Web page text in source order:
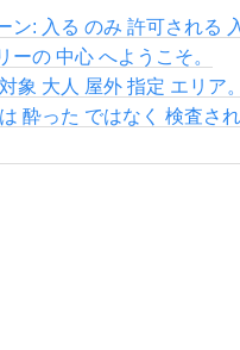
ン: 入る のみ 許可される
ーの 中心 へようこそ。
象 大人 屋外 指定 エリア。
酔った ではなく 検査さ